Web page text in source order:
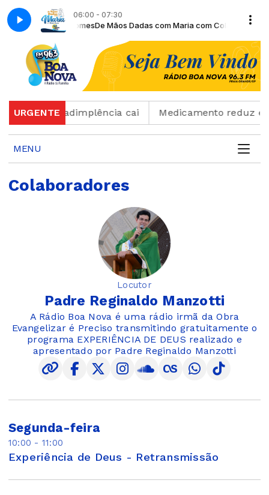
06:00 - 07:30
Moiséis GomesDe Mãos Dadas com Maria com Colaborador
URGENTE
mas inadimplência cai Medicamento reduz
MENU
Colaboradores
Locutor
Padre Reginaldo Manzotti
A Rádio Boa Nova é uma rádio irmã da Obra
Evangelizar é Preciso transmitindo gratuitamente o
programa EXPERIÊNCIA DE DEUS realizado e
apresentado por Padre Reginaldo Manzotti
Segunda-feira
10:00 - 11:00
Experiência de Deus - Retransmissão